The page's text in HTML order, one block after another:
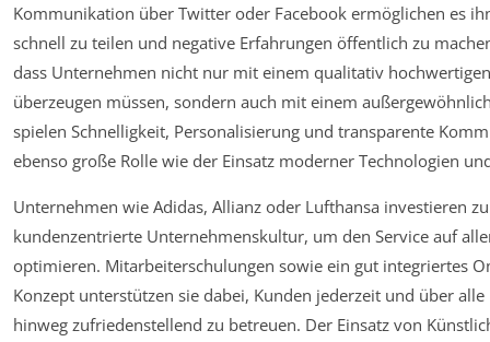
Kommunikation über Twitter oder Facebook ermöglichen es
schnell zu teilen und negative Erfahrungen öffentlich zu
dass Unternehmen nicht nur mit einem qualitativ
überzeugen müssen, sondern auch mit einem
spielen Schnelligkeit, Personalisierung und transparente
ebenso große Rolle wie der Einsatz moderner Technologien
Unternehmen wie Adidas, Allianz oder Lufthansa investieren
kundenzentrierte Unternehmenskultur, um den Service auf
optimieren. Mitarbeiterschulungen sowie ein gut integriertes
Konzept unterstützen sie dabei, Kunden jederzeit und über
hinweg zufriedenstellend zu betreuen. Der Einsatz von